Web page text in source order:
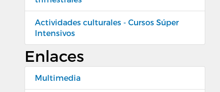
Actividades culturales - Cursos Súper
Intensivos
Enlaces
Multimedia